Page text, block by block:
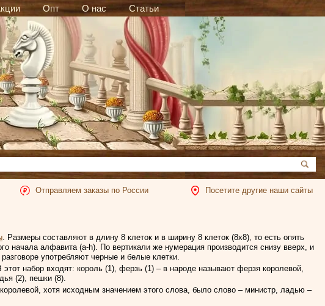
Опт О нас Статьи
Отправляем заказы по России Посетите другие наши сайты
. Размеры составляют в длину 8 клеток и в ширину 8 клеток (8x8), то есть опять
начала алфавита (a-h). По вертикали же нумерация производится снизу вверх, и
употребляют черные и белые клетки.
набор входят: король (1), ферзь (1) – в народе называют ферзя королевой,
(2), пешки (8).
хотя исходным значением этого слова, было слово – министр, ладью –